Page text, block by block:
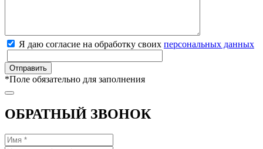
Я даю согласие на обработку своих персональных данных
*Поле обязательно для заполнения
ОБРАТНЫЙ ЗВОНОК